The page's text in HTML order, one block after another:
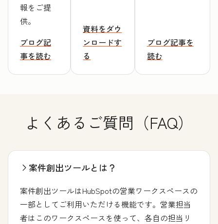
報をご提
供。
ブログ記
事を読む
資料をダウ
ンロードす
る
ブログ記事を
読む
よくあるご質問（FAQ）
案件創出ツールとは？
案件創出ツールはHubSpotの営業ワークスペースの
一部としてご利用いただける機能です。営業担当
者はこのワークスペースを使って、各自の担当リ